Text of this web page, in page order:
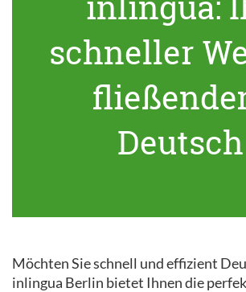
schneller
Deutsch
Möchten Sie schnell und effizient
inlingua Berlin bietet Ihnen die